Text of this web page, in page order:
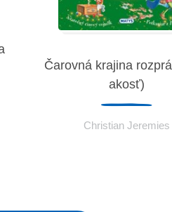
Čarovná krajina
akosť)
Christian Jeremies